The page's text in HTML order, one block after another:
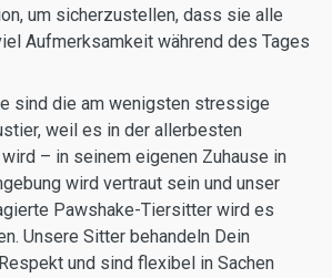
um sicherzustellen, dass sie alle
Aufmerksamkeit während des Tages
sind die am wenigsten stressige
weil es in der allerbesten
– in seinem eigenen Zuhause in
wird vertraut sein und unser
Pawshake-Tiersitter wird es
Unsere Sitter behandeln Dein
und sind flexibel in Sachen